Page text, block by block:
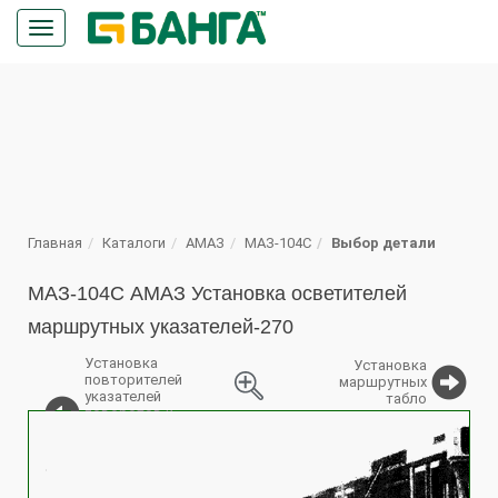
Кнопка
меню
Главная Каталоги АМАЗ МАЗ-104С Выбор детали
МАЗ-104С АМАЗ Установка осветителей
маршрутных указателей-270
Установка
повторителей
указателей
поворотов и
Установка
маршрутных
табло